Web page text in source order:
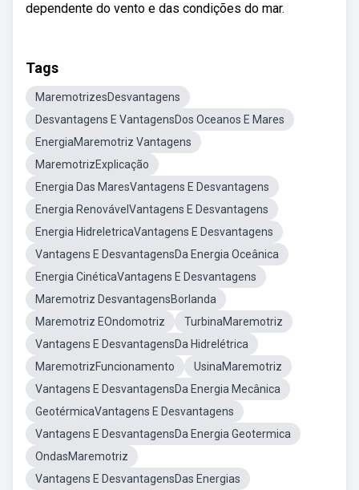
dependente do vento e das condições do mar.
Tags
MaremotrizesDesvantagens
Desvantagens E VantagensDos Oceanos E Mares
EnergiaMaremotriz Vantagens
MaremotrizExplicação
Energia Das MaresVantagens E Desvantagens
Energia RenovávelVantagens E Desvantagens
Energia HidreletricaVantagens E Desvantagens
Vantagens E DesvantagensDa Energia Oceânica
Energia CinéticaVantagens E Desvantagens
Maremotriz DesvantagensBorlanda
Maremotriz EOndomotriz
TurbinaMaremotriz
Vantagens E DesvantagensDa Hidrelétrica
MaremotrizFuncionamento
UsinaMaremotriz
Vantagens E DesvantagensDa Energia Mecânica
GeotérmicaVantagens E Desvantagens
Vantagens E DesvantagensDa Energia Geotermica
OndasMaremotriz
Vantagens E DesvantagensDas Energias